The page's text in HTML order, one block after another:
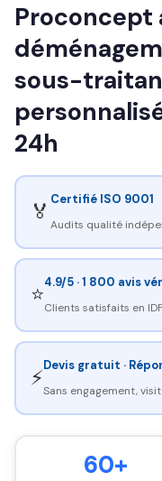
Proconcept
sous-
24h
🏅 Certifié ISO 9001
Audits qualité
⭐4.9/5 · 1 800 avis
Clients satisfaits en IDF
⚡Devis gratuit ·
Sans engagement,
60+